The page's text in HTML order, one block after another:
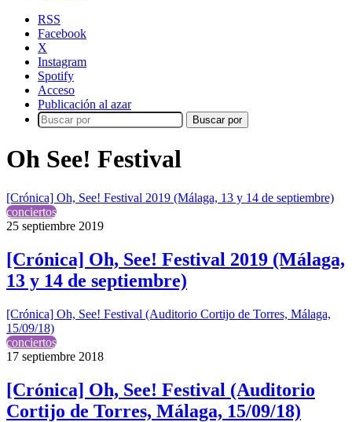
RSS
Facebook
X
Instagram
Spotify
Acceso
Publicación al azar
Buscar por
Oh See! Festival
[Crónica] Oh, See! Festival 2019 (Málaga, 13 y 14 de septiembre)
conciertos
25 septiembre 2019
[Crónica] Oh, See! Festival 2019 (Málaga,
13 y 14 de septiembre)
[Crónica] Oh, See! Festival (Auditorio Cortijo de Torres, Málaga,
15/09/18)
conciertos
17 septiembre 2018
[Crónica] Oh, See! Festival (Auditorio
Cortijo de Torres, Málaga, 15/09/18)